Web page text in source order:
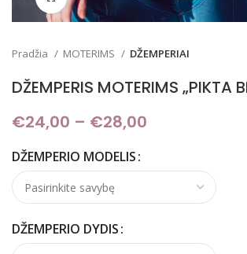
Pradžia MOTERIMS DŽEMPERIAI
DŽEMPERIS MOTERIMS „PIKTA
€24,00 – €28,00
DŽEMPERIO MODELIS
DŽEMPERIO DYDIS